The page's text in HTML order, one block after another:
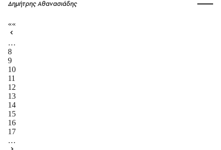
Δημήτρης Αθανασιάδης
««
…
8
9
10
11
12
13
14
15
16
17
…